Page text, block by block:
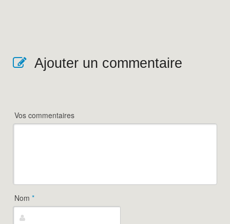
Ajouter un commentaire
Vos commentaires
Nom*